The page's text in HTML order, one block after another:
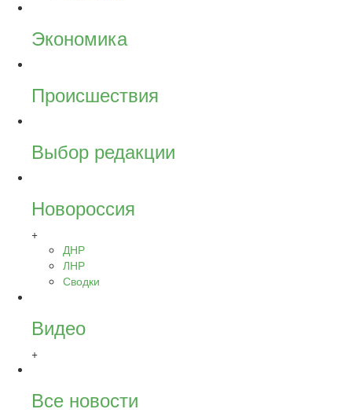
Экономика
Происшествия
Выбор редакции
Новороссия
+
ДНР
ЛНР
Сводки
Видео
+
Все новости